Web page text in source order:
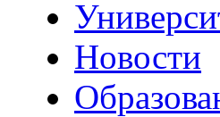
Новости